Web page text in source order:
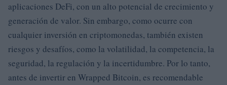
aplicaciones DeFi, con un alto potencial de crecimiento y
generación de valor. Sin embargo, como ocurre con
cualquier inversión en criptomonedas, también existen
riesgos y desafíos, como la volatilidad, la competencia, la
seguridad, la regulación y la incertidumbre. Por lo tanto,
antes de invertir en Wrapped Bitcoin, es recomendable